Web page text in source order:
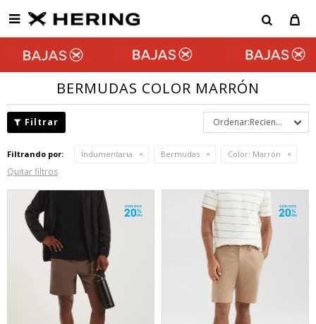

BERMUDAS COLOR MARRÓN
Recientes
Filtrando por: Indumentaria Bermudas Color: Marrón
Quitar filtros